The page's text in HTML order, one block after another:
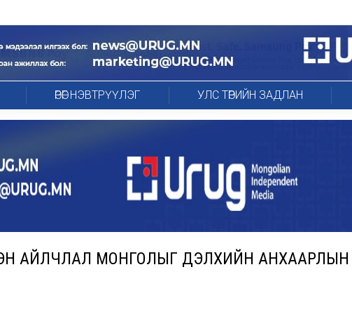
ӨРӨГ НЭВТРҮҮЛЭГ УЛС ТӨРИЙН ЗАДЛАН
АЙЛЧЛАЛ МОНГОЛЫГ ДЭЛХИЙН АНХААРЛЫН